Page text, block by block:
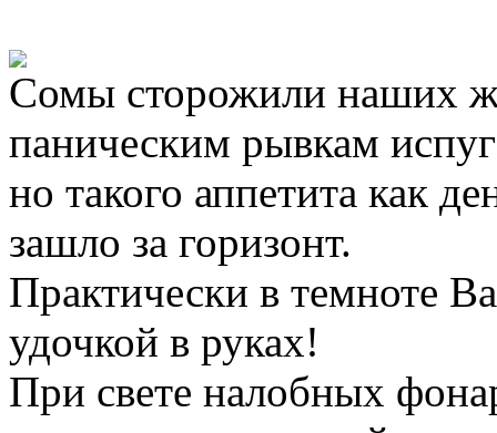
Сомы сторожили наших
паническим рывкам
но такого аппетита как
зашло за горизонт.
Практически в темноте
удочкой в руках!
При свете налобных